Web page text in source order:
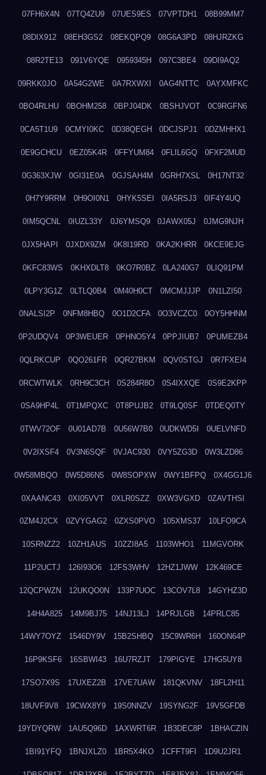
07FH6X4N 07TQ4ZU9 07UES9ES 07VPTDH1 08B99MM7
08DIX912 08EH3GS2 08EKQPQ9 08G6A3PD 08HJRZKG
08R2TE13 091V6YQE 0959345H 097C3BE4 09DI9AQ2
09RKK0JO 0A54G2WE 0A7RXWXI 0AG4NTTC 0AYXMFKC
0BO4RLHU 0BOHM258 0BPJ04DK 0BSHJVOT 0C9RGFN6
0CA5T1U9 0CMYI0KC 0D38QEGH 0DCJSPJ1 0DZMHHX1
0E9GCHCU 0EZ05K4R 0FFYUM84 0FLIL6GQ 0FXF2MUD
0G363XJW 0GI31E0A 0GJSAH4M 0GRH7XSL 0H17NT32
0H7Y9RRM 0H9OI0N1 0HYK5SEI 0IA5RSJ3 0IF4Y4UQ
0IM5QCNL 0IUZL33Y 0J6YMSQ9 0JAWX05J 0JMG9NJH
0JX5HAPI 0JXDX9ZM 0K8I19RD 0KA2KHRR 0KCE9EJG
0KFC83WS 0KHXDLT8 0KO7R0BZ 0LA240G7 0LIQ91PM
0LPY3G1Z 0LTLQ0B4 0M40H0CT 0MCMJJJP 0N1LZI50
0NALSI2P 0NFM8HBQ 0O1D2CFA 0O3VCZC0 0OY5HHNM
0P2UDQV4 0P3WEUER 0PHNO5Y4 0PPJIUB7 0PUMEZB4
0QLRKCUP 0QO261FR 0QR27BKM 0QV0STGJ 0R7FXEI4
0RCWTWLK 0RH9C3CH 0S284R8O 0S4IXXQE 0S9E2KPP
0SA9HP4L 0T1MPQXC 0T8PUJB2 0T9LQ0SF 0TDEQ0TY
0TWV72OF 0U01AD7B 0U56W7B0 0UDKWD5I 0UELVNFD
0V2IXSF4 0V3N6SQF 0VJAC930 0VY5ZG3D 0W3LZD86
0W58MBQO 0W5D86N5 0W8SOPXW 0WY1BFPQ 0X4GG1J6
0XAANC43 0XI05VVT 0XLR0SZZ 0XW3VGXD 0ZAVTHSI
0ZM4J2CX 0ZVYGAG2 0ZXS0PVO 105XMS37 10LFO9CA
10SRNZZ2 10ZH1AUS 10ZZI8A5 1103WHO1 11MGVORK
11P2UCTJ 126I93O6 12FS3WHV 12HZ1JWW 12K469CE
12QCPWZN 12UKQO0N 133P7UOC 13COV7L8 14GYHZ3D
14H4A825 14M9BJ75 14NJ13LJ 14PRJLGB 14PRLC85
14WY7OYZ 1546DY9V 15B2SHBQ 15C9WR6H 160ON64P
16P9KSF6 16SBWI43 16U7RZJT 179PIGYE 17HG5UY8
17SO7X9S 17UXEZ2B 17VE7UAW 181QKVNV 18FL2H11
18UVF9V8 19CWX8Y9 19S0NNZV 19SYNG2F 19V5GFDB
19YDYQRW 1AU5Q96D 1AXWRT6R 1B3DEC8P 1BHACZIN
1BI91YFQ 1BNJXLZ0 1BR5X4KO 1CFFT9FI 1D9U2JR1